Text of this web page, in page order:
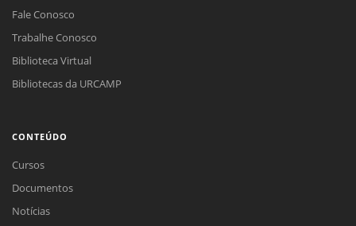
Fale Conosco
Trabalhe Conosco
Biblioteca Virtual
Bibliotecas da URCAMP
CONTEÚDO
Cursos
Documentos
Notícias